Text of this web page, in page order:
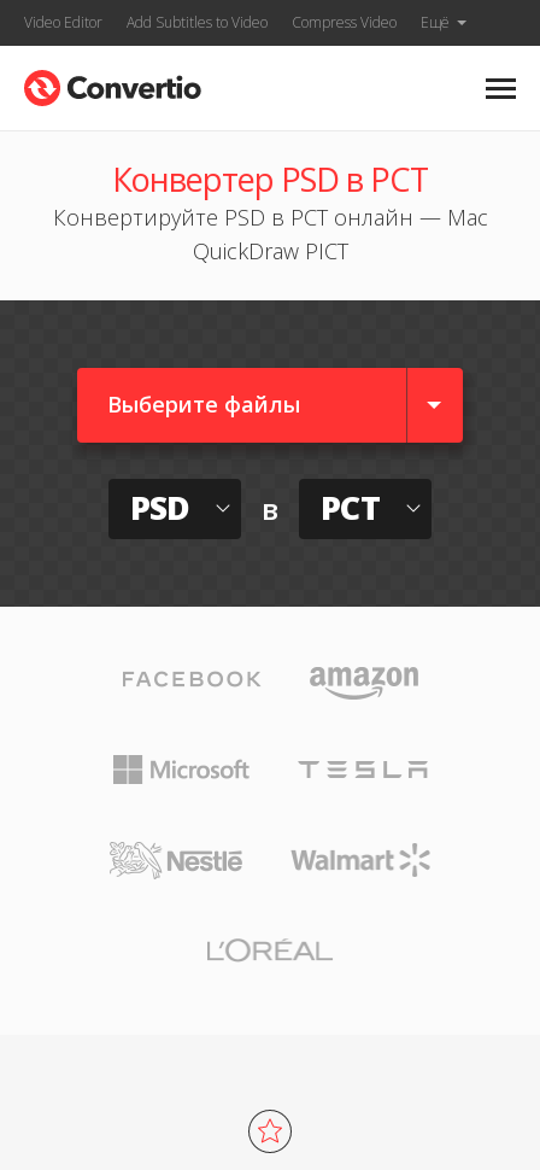
Video Editor Add Subtitles to Video Compress Video Ещё
Конвертер PSD в PCT
Конвертируйте PSD в PCT онлайн — Mac
QuickDraw PICT
Выберите файлы
PSD в PCT